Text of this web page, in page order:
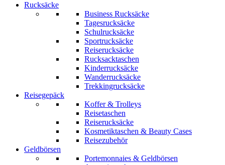
Rucksäcke
Business Rucksäcke
Tagesrucksäcke
Schulrucksäcke
Sportrucksäcke
Reiserucksäcke
Rucksacktaschen
Kinderrucksäcke
Wanderrucksäcke
Trekkingrucksäcke
Reisegepäck
Koffer & Trolleys
Reisetaschen
Reiserucksäcke
Kosmetiktaschen & Beauty Cases
Reisezubehör
Geldbörsen
Portemonnaies & Geldbörsen